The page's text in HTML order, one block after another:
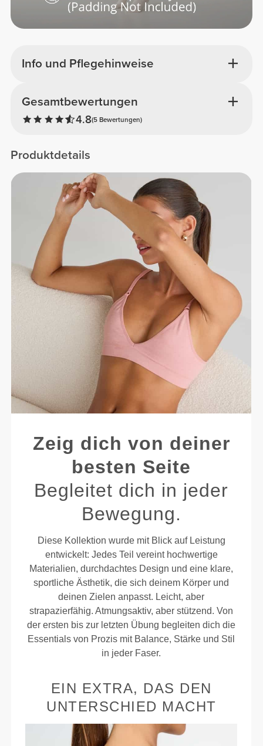
Info und Pflegehinweise
Gesamtbewertungen
4.8(5 Bewertungen)
Produktdetails
Zeig dich von deiner
besten Seite
Begleitet dich in jeder
Bewegung.
Diese Kollektion wurde mit Blick auf Leistung
entwickelt: Jedes Teil vereint hochwertige
Materialien, durchdachtes Design und eine klare,
sportliche Ästhetik, die sich deinem Körper und
deinen Zielen anpasst. Leicht, aber
strapazierfähig. Atmungsaktiv, aber stützend. Von
der ersten bis zur letzten Übung begleiten dich die
Essentials von Prozis mit Balance, Stärke und Stil
in jeder Faser.
EIN EXTRA, DAS DEN
UNTERSCHIED MACHT